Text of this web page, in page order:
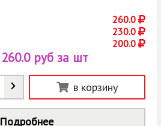
260.0
230.0
200.0
260.0 руб за шт
в корзину
Подробнее